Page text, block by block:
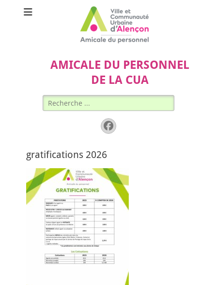
AMICALE DU PERSONNEL
DE LA CUA
Rechercher :
Facebook
gratifications 2026